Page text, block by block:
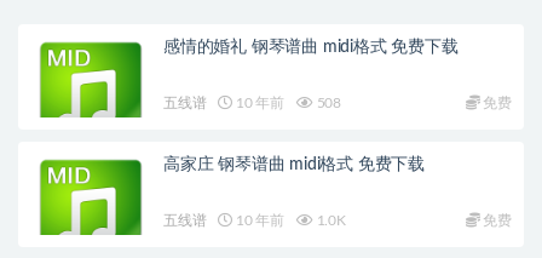
感情的婚礼 钢琴谱曲 midi格式 免费下载
五线谱 10 年前 508 免费
高家庄 钢琴谱曲 midi格式 免费下载
五线谱 10 年前 1.0K 免费